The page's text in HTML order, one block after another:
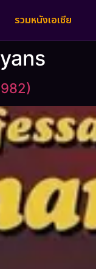
รวมหนังเอเชีย